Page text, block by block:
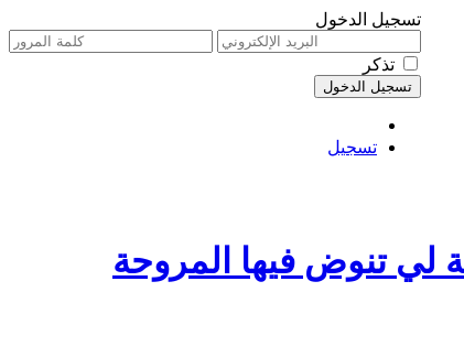
تسجيل الدخول
تذكر
تسجيل
لي تنوض فيها المروحة